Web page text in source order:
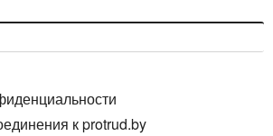
к protrud.by